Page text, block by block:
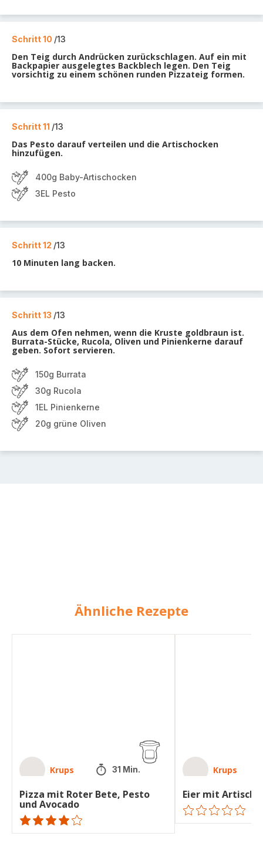
Schritt 10 /13
Den Teig durch Andrücken zurückschlagen. Auf ein mit
Backpapier ausgelegtes Backblech legen. Den Teig
vorsichtig zu einem schönen runden Pizzateig formen.
Schritt 11 /13
Das Pesto darauf verteilen und die Artischocken
hinzufügen.
400g Baby-Artischocken
3EL Pesto
Schritt 12 /13
10 Minuten lang backen.
Schritt 13 /13
Aus dem Ofen nehmen, wenn die Kruste goldbraun ist.
Burrata-Stücke, Rucola, Oliven und Pinienkerne darauf
geben. Sofort servieren.
150g Burrata
30g Rucola
1EL Pinienkerne
20g grüne Oliven
Ähnliche Rezepte
Krups 31 Min.
Pizza mit Roter Bete, Pesto
und Avocado
Bewertung
Krups
Eier mit
ratings.0